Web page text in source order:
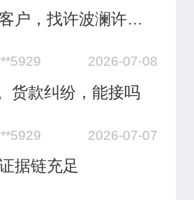
户，找许波澜许律
2026-07-08
货款纠纷，能接吗
2026-07-07
据链充足